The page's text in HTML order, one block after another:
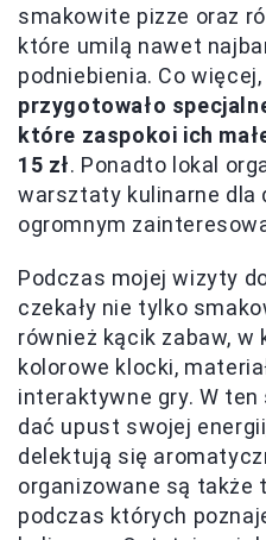
smakowite pizze oraz
które umilą nawet
podniebienia. Co więcej,
przygotowało
które zaspokoi ich
15 zł. Ponadto lokal
warsztaty kulinarne dla
ogromnym
Podczas mojej wizyty
czekały nie tylko
również kącik zabaw, w
kolorowe klocki,
interaktywne gry. W
dać upust swojej
delektują się
organizowane są także
podczas których